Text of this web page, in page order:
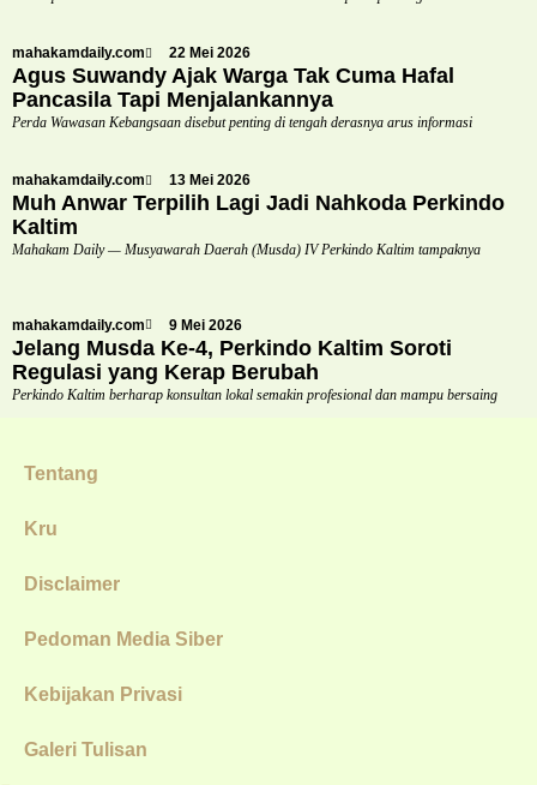
mahakamdaily.com 22 Mei 2026
Agus Suwandy Ajak Warga Tak Cuma Hafal
Pancasila Tapi Menjalankannya
Perda Wawasan Kebangsaan disebut penting di tengah derasnya arus informasi
mahakamdaily.com 13 Mei 2026
Muh Anwar Terpilih Lagi Jadi Nahkoda Perkindo
Kaltim
Mahakam Daily — Musyawarah Daerah (Musda) IV Perkindo Kaltim tampaknya
mahakamdaily.com 9 Mei 2026
Jelang Musda Ke-4, Perkindo Kaltim Soroti
Regulasi yang Kerap Berubah
Perkindo Kaltim berharap konsultan lokal semakin profesional dan mampu bersaing
Tentang
Kru
Disclaimer
Pedoman Media Siber
Kebijakan Privasi
Galeri Tulisan